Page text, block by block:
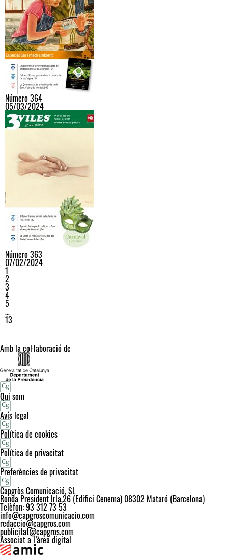
Número 364
05/03/2024
Número 363
07/02/2024
1
2
3
4
5
…
13
Amb la col·laboració de
Qui som
Avís legal
Política de cookies
Política de privacitat
Preferències de privacitat
Capgròs Comunicació, SL
Ronda President Irla,26 (Edifici Cenema) 08302 Mataró (Barcelona)
Telèfon: 93 312 73 53
info@capgroscomunicacio.com
redaccio@capgros.com
publicitat@capgros.com
Associat a l’àrea digital